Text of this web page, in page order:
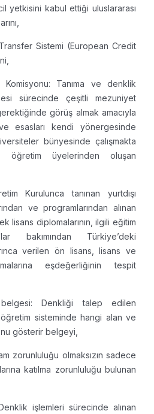
yetkisini kabul ettiği uluslararası
Sistemi (European Credit
Komisyonu: Tanıma ve denklik
sürecinde çeşitli mezuniyet
görüş almak amacıyla
esasları kendi yönergesinde
bünyesinde çalışmakta
öğretim üyelerinden oluşan
Kurulunca tanınan yurtdışı
ve programlarından alınan
lisans diplomalarının, ilgili eğitim
bakımından Türkiye’deki
verilen ön lisans, lisans ve
eşdeğerliğinin tespit
Denkliği talep edilen
sisteminde hangi alan ve
gösterir belgeyi,
zorunluluğu olmaksızın sadece
katılma zorunluluğu bulunan
işlemleri sürecinde alınan